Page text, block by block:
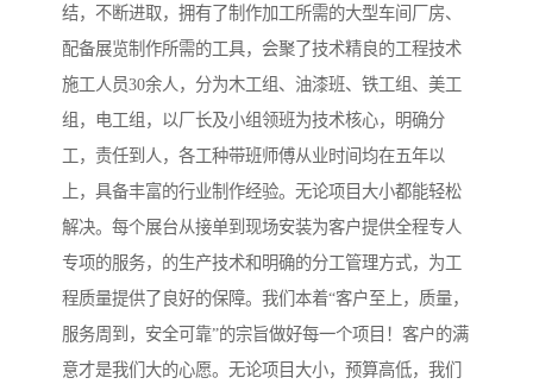
结，不断进取，拥有了制作加工所需的大型车间厂房、
配备展览制作所需的工具，会聚了技术精良的工程技术
施工人员30余人，分为木工组、油漆班、铁工组、美工
组，电工组，以厂长及小组领班为技术核心，明确分
工，责任到人，各工种带班师傅从业时间均在五年以
上，具备丰富的行业制作经验。无论项目大小都能轻松
解决。每个展台从接单到现场安装为客户提供全程专人
专项的服务，的生产技术和明确的分工管理方式，为工
程质量提供了良好的保障。我们本着“客户至上，质量，
服务周到，安全可靠”的宗旨做好每一个项目！客户的满
意才是我们大的心愿。无论项目大小，预算高低，我们